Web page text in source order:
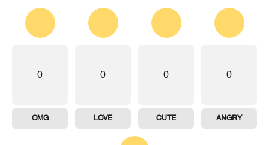
0
ANGRY
0
CUTE
0
LOVE
0
OMG